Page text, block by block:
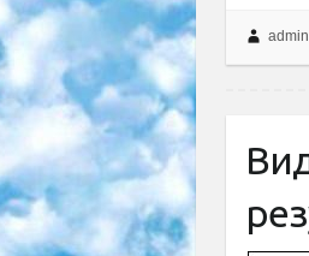
admin